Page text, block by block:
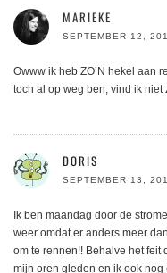
MARIEKE
SEPTEMBER 12,
Owww ik heb ZO’N hekel aan
toch al op weg ben, vind ik
DORIS
SEPTEMBER 13,
Ik ben maandag door de
weer omdat er anders meer
om te rennen!! Behalve het feit
mijn oren gleden en ik ook